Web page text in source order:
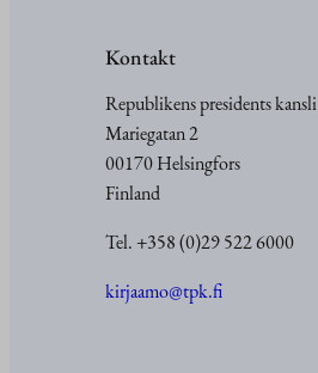
Kontakt
Republikens presidents kansli
Mariegatan 2
00170 Helsingfors
Finland
Tel. +358 (0)29 522 6000
kirjaamo@tpk.fi